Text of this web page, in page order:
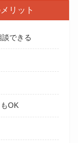
リット
できる
OK